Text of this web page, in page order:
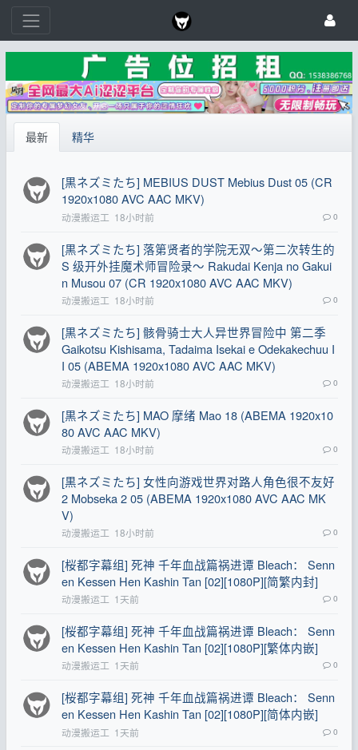
最新 精华
[黒ネズミたち] MEBIUS DUST Mebius Dust 05 (CR
1920x1080 AVC AAC MKV)
动漫搬运工 18小时前 0
[黒ネズミたち] 落第贤者的学院无双～第二次转生的
S 级开外挂魔术师冒险录～ Rakudai Kenja no Gakui
n Musou 07 (CR 1920x1080 AVC AAC MKV)
动漫搬运工 18小时前 0
[黒ネズミたち] 骸骨骑士大人异世界冒险中 第二季
Gaikotsu Kishisama, Tadaima Isekai e Odekakechuu I
I 05 (ABEMA 1920x1080 AVC AAC MKV)
动漫搬运工 18小时前 0
[黒ネズミたち] MAO 摩绪 Mao 18 (ABEMA 1920x10
80 AVC AAC MKV)
动漫搬运工 18小时前 0
[黒ネズミたち] 女性向游戏世界对路人角色很不友好
2 Mobseka 2 05 (ABEMA 1920x1080 AVC AAC MK
V)
动漫搬运工 18小时前 0
[桜都字幕组] 死神 千年血战篇祸进谭 Bleach： Senn
en Kessen Hen Kashin Tan [02][1080P][简繁内封]
动漫搬运工 1天前 0
[桜都字幕组] 死神 千年血战篇祸进谭 Bleach： Senn
en Kessen Hen Kashin Tan [02][1080P][繁体内嵌]
动漫搬运工 1天前 0
[桜都字幕组] 死神 千年血战篇祸进谭 Bleach： Senn
en Kessen Hen Kashin Tan [02][1080P][简体内嵌]
动漫搬运工 1天前 0